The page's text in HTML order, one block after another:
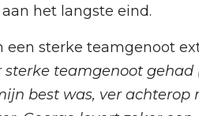
het langste eind.
sterke teamgenoot
teamgenoot gehad
best was, ver achterop